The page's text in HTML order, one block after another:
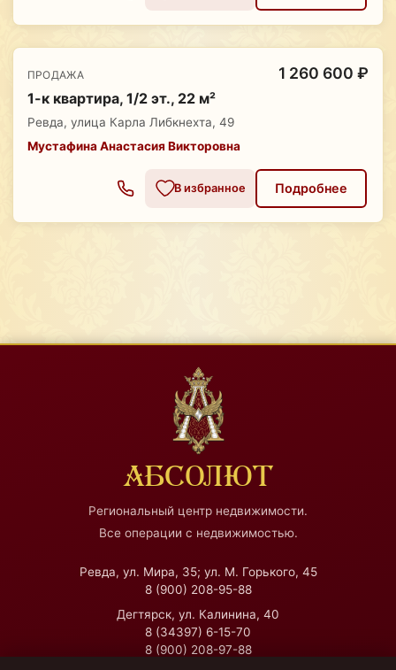
ПРОДАЖА 1 260 600 ₽
1-к квартира, 1/2 эт., 22 м²
Ревда, улица Карла Либкнехта, 49
Мустафина Анастасия Викторовна
В избранное Подробнее
АБСОЛЮТ
Региональный центр недвижимости.
Все операции с недвижимостью.
Ревда, ул. Мира, 35; ул. М. Горького, 45
8 (900) 208-95-88
Дегтярск, ул. Калинина, 40
8 (34397) 6-15-70
8 (900) 208-97-88